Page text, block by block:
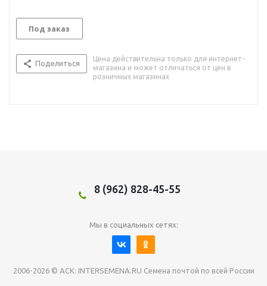
Под заказ
Поделиться
Цена действительна только для интернет-
магазина и может отличаться от цен в
розничных магазинах
8 (962) 828-45-55
Мы в социальных сетях:
2006-2026 © АСК: INTERSEMENA.RU Семена почтой по всей России